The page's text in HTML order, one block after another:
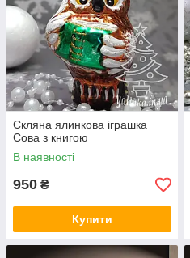
Скляна ялинкова іграшка
Сова з книгою
В наявності
950 ₴
Купити